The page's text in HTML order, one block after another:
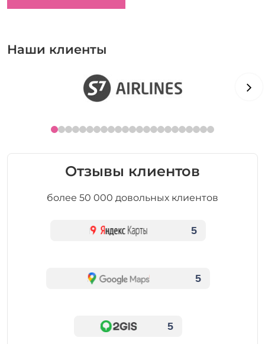
Наши клиенты
Отзывы клиентов
более 50 000 довольных клиентов
5
5
5